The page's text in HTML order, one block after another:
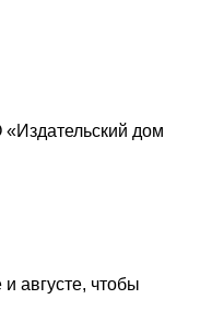
дом
августе, чтобы